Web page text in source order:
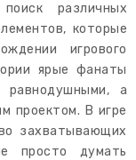
различных
которые
игрового
ярые фанаты
равнодушными, а
проектом. В игре
захватывающих
просто думать